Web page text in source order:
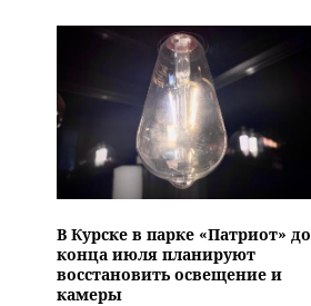
В Курске в парке «Патриот» до
конца июля планируют
восстановить освещение и
камеры